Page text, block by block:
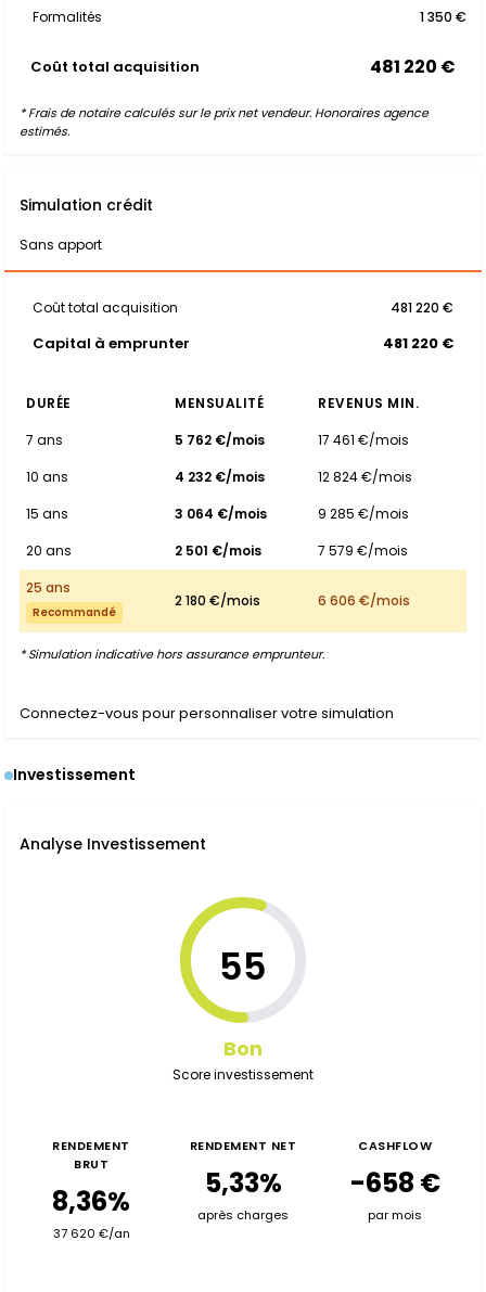
Formalités 1 350 €
Coût total acquisition 481 220 €
* Frais de notaire calculés sur le prix net vendeur. Honoraires agence
estimés.
Simulation crédit
Sans apport
Coût total acquisition 481 220 €
Capital à emprunter 481 220 €
DURÉE MENSUALITÉ
REVENUS MIN.
7 ans
5 762 €/mois
17 461 €/mois
10 ans
4 232 €/mois
12 824 €/mois
15 ans
3 064 €/mois
9 285 €/mois
20 ans
2 501 €/mois
7 579 €/mois
25 ans
Recommandé
2 180 €/mois 6 606 €/mois
* Simulation indicative hors assurance emprunteur.
Connectez-vous pour personnaliser votre simulation
Investissement
Analyse Investissement
55
Bon
Score investissement
RENDEMENT
BRUT
8,36%
37 620 €/an
RENDEMENT NET
5,33%
après charges
CASHFLOW
-658 €
par mois